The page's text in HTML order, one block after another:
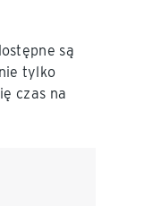
są
tylko
czas na